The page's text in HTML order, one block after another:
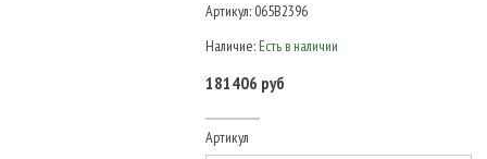
Артикул: 065B2396
Наличие: Есть в наличии
181406 руб
Артикул